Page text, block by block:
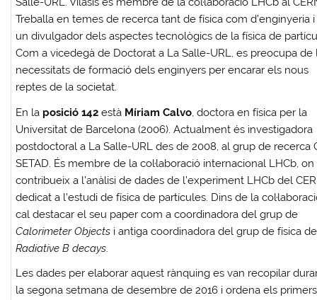
Treballa en temes de recerca tant de física com d’enginyeria i
un divulgador dels aspectes tecnològics de la física de
Com a vicedegà de Doctorat a La Salle-URL, es preocupa de
necessitats de formació dels enginyers per encarar els nous
reptes de la societat.
En la posició 142 està Míriam Calvo, doctora en física per la
Universitat de Barcelona (2006). Actualment és investigadora
postdoctoral a La Salle-URL des de 2008, al grup de recerca
SETAD. És membre de la col·laboració internacional LHCb, on
contribueix a l’anàlisi de dades de l’experiment LHCb del
dedicat a l’estudi de física de partícules. Dins de la
cal destacar el seu paper com a coordinadora del grup de
Calorimeter Objects i antiga coordinadora del grup de física de
Radiative B decays.
Les dades per elaborar aquest rànquing es van recopilar
la segona setmana de desembre de 2016 i ordena els primers